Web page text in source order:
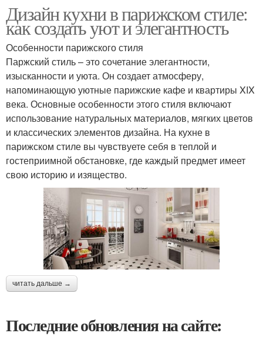
Дизайн кухни в парижском стиле:
как создать уют и элегантность
Особенности парижского стиля
Паржский стиль – это сочетание элегантности,
изысканности и уюта. Он создает атмосферу,
напоминающую уютные парижские кафе и квартиры XIX
века. Основные особенности этого стиля включают
использование натуральных материалов, мягких цветов
и классических элементов дизайна. На кухне в
парижском стиле вы чувствуете себя в теплой и
гостеприимной обстановке, где каждый предмет имеет
свою историю и изящество.
читать дальше →
Последние обновления на сайте: